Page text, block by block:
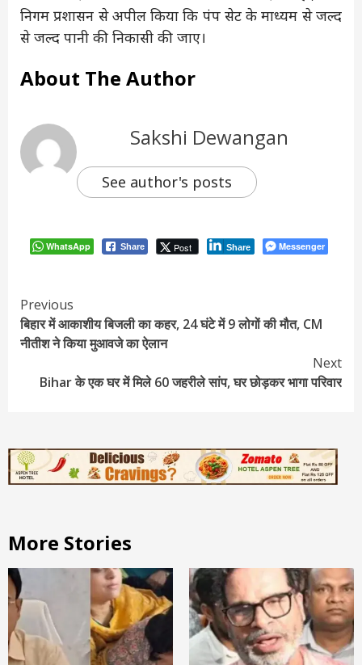
निगम प्रशासन से अपील किया कि पंप सेट के माध्यम से जल्द
से जल्द पानी की निकासी की जाए।
About The Author
Sakshi Dewangan
See author's posts
WhatsApp Share Post Share Messenger
Continue
Reading
Previous
बिहार में आकाशीय बिजली का कहर, 24 घंटे में 9 लोगों की मौत, CM
नीतीश ने किया मुआवजे का ऐलान
Next
Bihar के एक घर में मिले 60 जहरीले सांप, घर छोड़कर भागा परिवार
More Stories